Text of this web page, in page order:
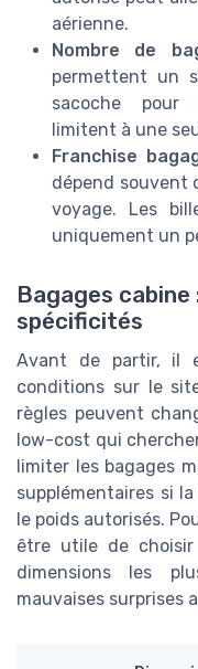
aérienne.
Nombre de
permettent un
sacoche pour
limitent à une
Franchise
dépend souvent
voyage. Les
uniquement un
Bagages
spécificités
Avant de partir, il
conditions sur le
règles peuvent
low-cost qui
limiter les bagages
supplémentaires si
le poids autorisés.
être utile de
dimensions les
mauvaises surprises